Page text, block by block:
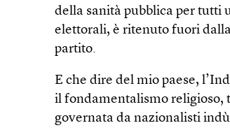
della sanità pubblica per tutti
elettorali, è ritenuto fuori
partito.
E che dire del mio paese,
il fondamentalismo religioso,
governata da nazionalisti